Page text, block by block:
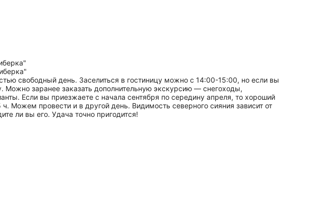
свободный день. Заселиться в гостиницу можно с 14:00-15:00, но если вы
Можно заранее заказать дополнительную экскурсию — снегоходы,
Если вы приезжаете с начала сентября по середину апреля, то хороший
провести и в другой день. Видимость северного сияния зависит от
ли вы его. Удача точно пригодится!